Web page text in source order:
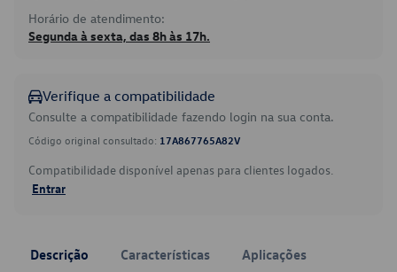
Horário de atendimento:
Segunda à sexta, das 8h às 17h.
Verifique a compatibilidade
Consulte a compatibilidade fazendo login na sua conta.
Código original consultado: 17A867765A82V
Compatibilidade disponível apenas para clientes logados.
Entrar
Descrição Características Aplicações